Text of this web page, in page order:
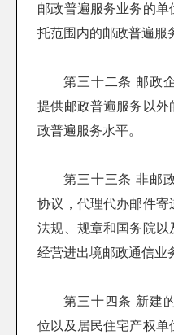
邮政普遍服务业务的
托范围内的邮政普遍服
第三十二条 邮政
提供邮政普遍服务以外
政普遍服务水平。
第三十三条 非邮
协议，代理代办邮件寄
法规、规章和国务院
经营进出境邮政通信业
第三十四条 新建
位以及居民住宅产权单